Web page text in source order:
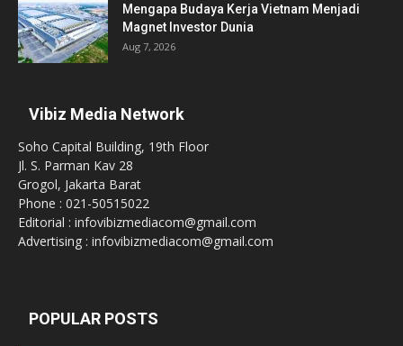
Mengapa Budaya Kerja Vietnam Menjadi
Magnet Investor Dunia
Aug 7, 2026
Vibiz Media Network
Soho Capital Building, 19th Floor
Jl. S. Parman Kav 28
Grogol, Jakarta Barat
Phone : 021-50515022
Editorial : infovibizmediacom@gmail.com
Advertising : infovibizmediacom@gmail.com
POPULAR POSTS